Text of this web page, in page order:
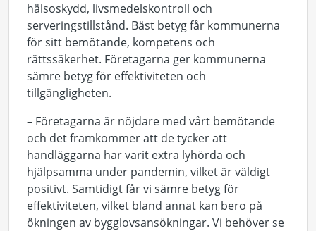
hälsoskydd, livsmedelskontroll och
serveringstillstånd. Bäst betyg får kommunerna
för sitt bemötande, kompetens och
rättssäkerhet. Företagarna ger kommunerna
sämre betyg för effektiviteten och
tillgängligheten.
– Företagarna är nöjdare med vårt bemötande
och det framkommer att de tycker att
handläggarna har varit extra lyhörda och
hjälpsamma under pandemin, vilket är väldigt
positivt. Samtidigt får vi sämre betyg för
effektiviteten, vilket bland annat kan bero på
ökningen av bygglovsansökningar. Vi behöver se